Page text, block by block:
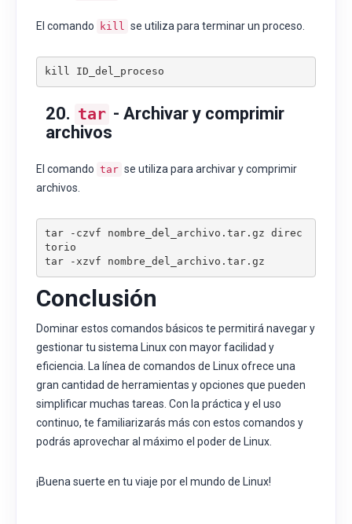
El comando kill se utiliza para terminar un proceso.
20. tar - Archivar y comprimir
archivos
El comando tar se utiliza para archivar y comprimir
archivos.
tar -czvf nombre_del_archivo.tar.gz direc
torio
tar -xzvf nombre_del_archivo.tar.gz
Conclusión
Dominar estos comandos básicos te permitirá navegar y
gestionar tu sistema Linux con mayor facilidad y
eficiencia. La línea de comandos de Linux ofrece una
gran cantidad de herramientas y opciones que pueden
simplificar muchas tareas. Con la práctica y el uso
continuo, te familiarizarás más con estos comandos y
podrás aprovechar al máximo el poder de Linux.
¡Buena suerte en tu viaje por el mundo de Linux!